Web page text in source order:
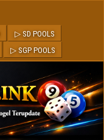
▷ SD POOLS
▷ SGP POOLS